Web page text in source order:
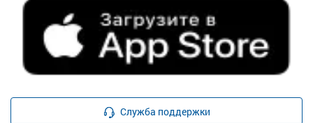
Служба поддержки